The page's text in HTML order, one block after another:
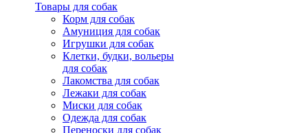
Товары для собак
Корм для собак
Амуниция для собак
Игрушки для собак
Клетки, будки, вольеры
для собак
Лакомства для собак
Лежаки для собак
Миски для собак
Одежда для собак
Переноски для собак